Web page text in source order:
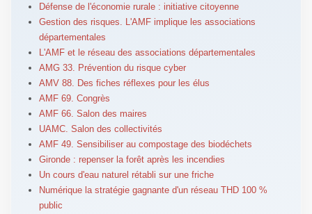
Défense de l'économie rurale : initiative citoyenne
Gestion des risques. L'AMF implique les associations
départementales
L'AMF et le réseau des associations départementales
AMG 33. Prévention du risque cyber
AMV 88. Des fiches réflexes pour les élus
AMF 69. Congrès
AMF 66. Salon des maires
UAMC. Salon des collectivités
AMF 49. Sensibiliser au compostage des biodéchets
Gironde : repenser la forêt après les incendies
Un cours d'eau naturel rétabli sur une friche
Numérique la stratégie gagnante d'un réseau THD 100 %
public